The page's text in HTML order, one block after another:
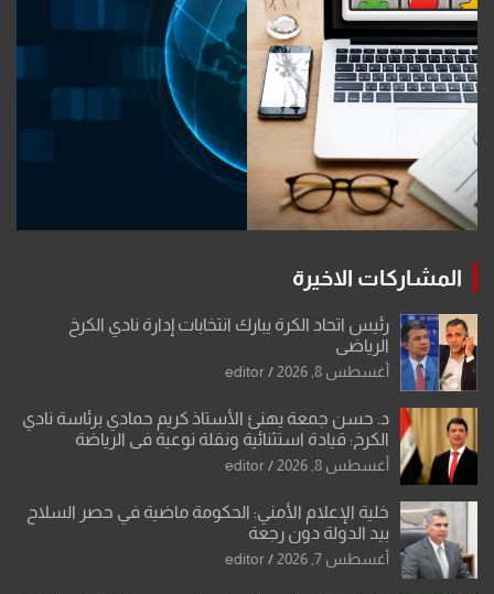
المشاركات الاخيرة
رئيس اتحاد الكرة يبارك انتخابات إدارة نادي الكرخ
الرياضي
أغسطس 8, 2026 editor
د. حسن جمعة يهنئ الأستاذ كريم حمادي برئاسة نادي
الكرخ: قيادة استثنائية ونقلة نوعية في الرياضة
العراقية
أغسطس 8, 2026 editor
خلية الإعلام الأمني: الحكومة ماضية في حصر السلاح
بيد الدولة دون رجعة
أغسطس 7, 2026 editor